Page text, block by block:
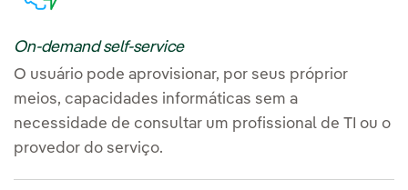
On-demand self-service
O usuário pode aprovisionar, por seus próprior
meios, capacidades informáticas sem a
necessidade de consultar um profissional de TI ou o
provedor do serviço.